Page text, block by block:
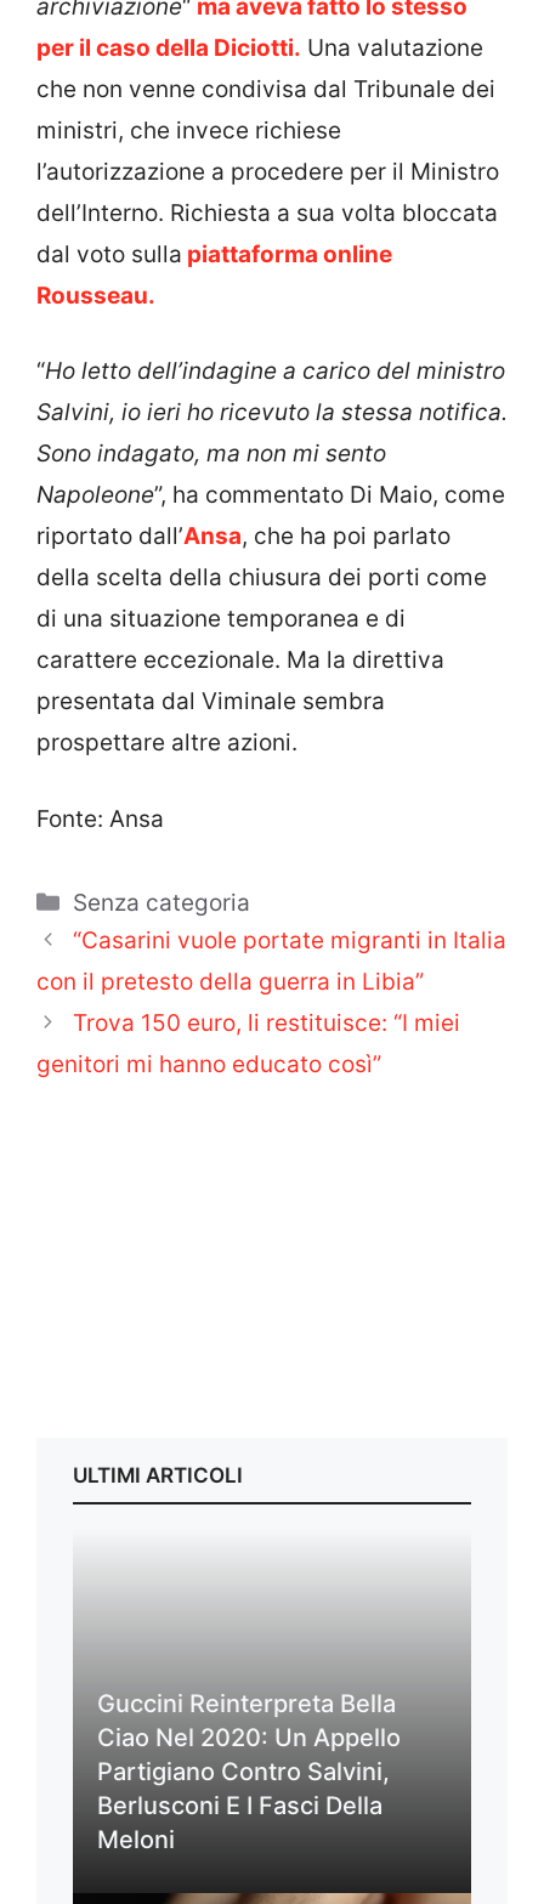
archiviazione“ ma aveva fatto lo stesso
per il caso della Diciotti. Una valutazione
che non venne condivisa dal Tribunale dei
ministri, che invece richiese
l’autorizzazione a procedere per il Ministro
dell’Interno. Richiesta a sua volta bloccata
dal voto sulla piattaforma online
Rousseau.
“Ho letto dell’indagine a carico del ministro
Salvini, io ieri ho ricevuto la stessa notifica.
Sono indagato, ma non mi sento
Napoleone”, ha commentato Di Maio, come
riportato dall’Ansa, che ha poi parlato
della scelta della chiusura dei porti come
di una situazione temporanea e di
carattere eccezionale. Ma la direttiva
presentata dal Viminale sembra
prospettare altre azioni.
Fonte: Ansa
Categorie
Senza categoria
“Casarini vuole portate migranti in Italia
con il pretesto della guerra in Libia”
Trova 150 euro, li restituisce: “I miei
genitori mi hanno educato così”
ULTIMI ARTICOLI
Guccini Reinterpreta Bella
Ciao Nel 2020: Un Appello
Partigiano Contro Salvini,
Berlusconi E I Fasci Della
Meloni